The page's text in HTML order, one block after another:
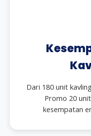
Dari 180 unit
Promo 20
kesempatan